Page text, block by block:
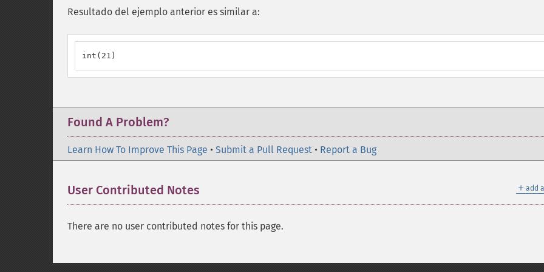
Resultado del ejemplo anterior es similar a:
int(21)
Found A Problem?
Learn How To Improve This Page • Submit a Pull Request • Report a Bug
＋ add
User Contributed Notes
There are no user contributed notes for this page.